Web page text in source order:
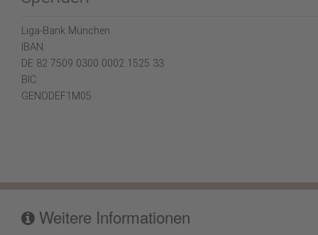
Liga-Bank München
IBAN:
DE 82 7509 0300 0002 1525 33
BIC:
GENODEF1M05
Weitere Informationen